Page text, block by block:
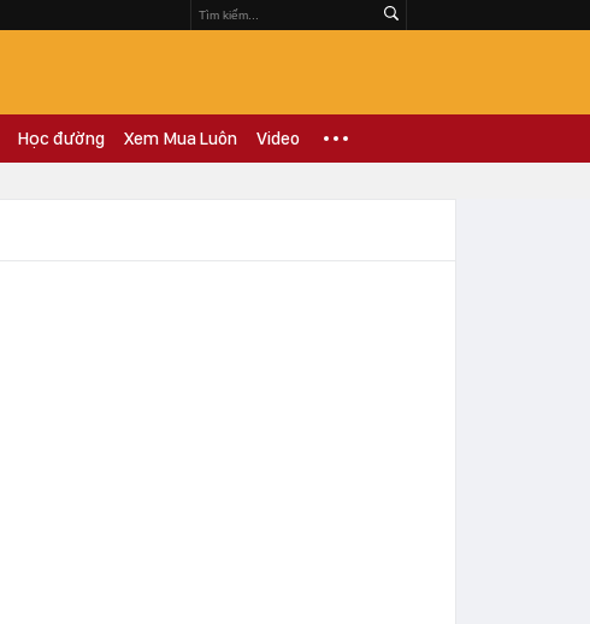
Học đường Xem Mua Luôn Video